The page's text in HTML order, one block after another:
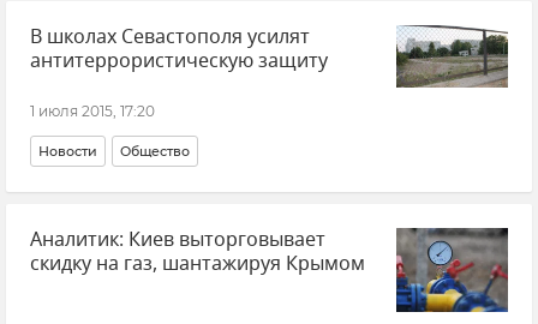
В школах Севастополя усилят
антитеррористическую защиту
1 июля 2015, 17:20
Новости Общество
Аналитик: Киев выторговывает
скидку на газ, шантажируя Крымом